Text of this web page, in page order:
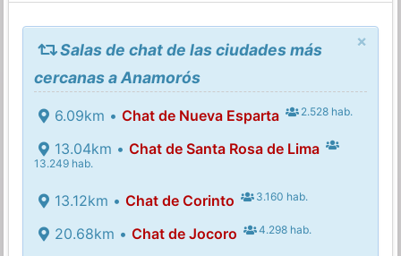
×
Salas de chat de las ciudades más
cercanas a Anamorós
6.09km • Chat de Nueva Esparta 2.528 hab.
13.04km • Chat de Santa Rosa de Lima
13.249 hab.
13.12km • Chat de Corinto 3.160 hab.
20.68km • Chat de Jocoro 4.298 hab.